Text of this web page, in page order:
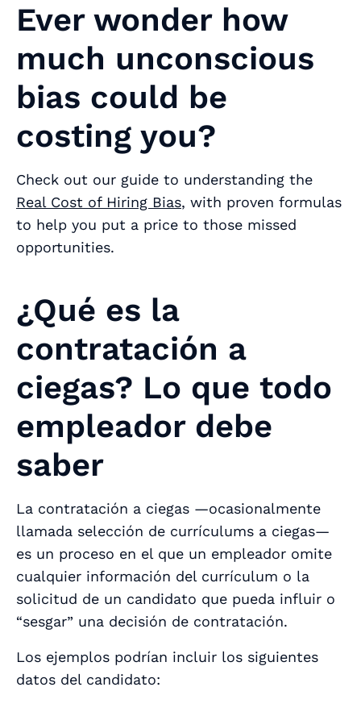
Ever wonder how
much unconscious
bias could be
costing you?
Check out our guide to understanding the
Real Cost of Hiring Bias, with proven formulas
to help you put a price to those missed
opportunities.
¿Qué es la
contratación a
ciegas? Lo que todo
empleador debe
saber
La contratación a ciegas —ocasionalmente
llamada selección de currículums a ciegas—
es un proceso en el que un empleador omite
cualquier información del currículum o la
solicitud de un candidato que pueda influir o
“sesgar” una decisión de contratación.
Los ejemplos podrían incluir los siguientes
datos del candidato: